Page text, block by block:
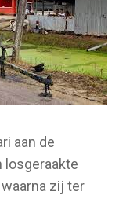
aan de
losgeraakte
zij ter